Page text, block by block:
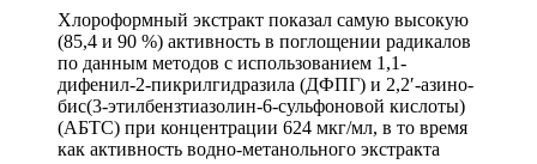
Хлороформный экстракт показал самую высокую
(85,4 и 90 %) активность в поглощении радикалов
по данным методов с использованием 1,1-
дифенил-2-пикрилгидразила (ДФПГ) и 2,2′-азино-
бис(3-этилбензтиазолин-6-сульфоновой кислоты)
(АБТС) при концентрации 624 мкг/мл, в то время
как активность водно-метанольного экстракта